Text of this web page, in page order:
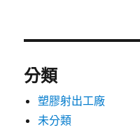
分類
塑膠射出工廠
未分類